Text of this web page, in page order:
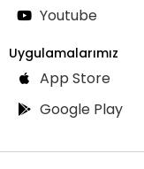
Youtube
Uygulamalarımız
App Store
Google Play